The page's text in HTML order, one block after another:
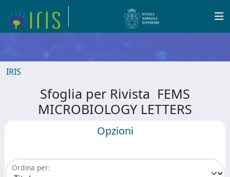
IRIS
Sfoglia per Rivista FEMS
MICROBIOLOGY LETTERS
Opzioni
Ordina per: